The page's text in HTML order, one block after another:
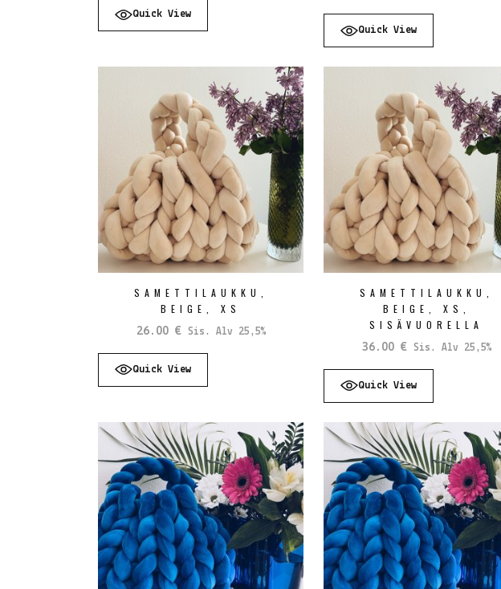
oli:
Quick View
oli:
Quick View
SAMETTILAUKKU,
BEIGE, XS
26.00 € Sis. Alv 25,5%
Quick View
SAMETTILAUKKU,
BEIGE, XS,
SISÄVUORELLA
36.00 € Sis. Alv 25,5%
Quick View